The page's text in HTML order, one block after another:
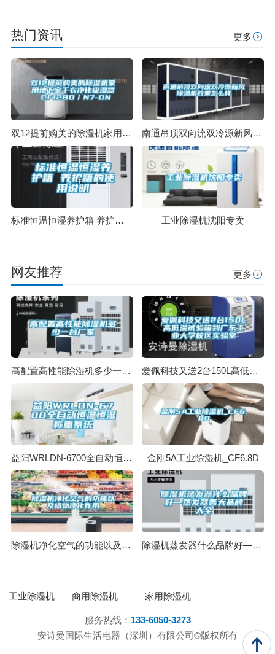
热门资讯 更多
双12提前购美的除湿机家用地下室干衣净化吸湿器 CF12BD／N7-DN 南通吊顶双向流双冷源新风除湿机效果怎么样
标准恒温恒湿养护箱 养护箱的使用说明 工业除湿机沈阳专卖
网友推荐 更多
高配置高性能除湿机多少一台厂家 爱佩科技又送2台150L高低温试验箱到广东工业大学校区实验室
益阳WRLDN-6700全自动恒温恒湿称重系统 金刚5A工业除湿机_CF6.8D
除湿机净化空气的功能以及植物净化作用 除湿机蒸发器什么品牌好—蒸发器各大品牌大全
工业除湿机 商用除湿机 家用除湿机
服务热线： 133-6050-3273
安诗曼国际生活电器（深圳）有限公司©版权所有